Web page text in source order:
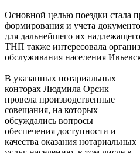
Основной целью поездки стала
формирования и учета
для дальнейшего их
ТНП также интересовала
обслуживания населения
В указанных нотариальных
конторах Людмила Орсик
провела производственные
совещания, на которых
обсуждались вопросы
обеспечения доступности и
качества оказания нотариальных